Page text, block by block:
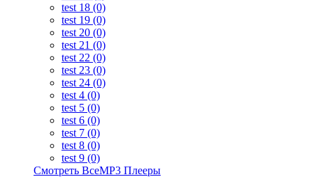
test 18 (0)
test 19 (0)
test 20 (0)
test 21 (0)
test 22 (0)
test 23 (0)
test 24 (0)
test 4 (0)
test 5 (0)
test 6 (0)
test 7 (0)
test 8 (0)
test 9 (0)
Смотреть ВсеMP3 Плееры